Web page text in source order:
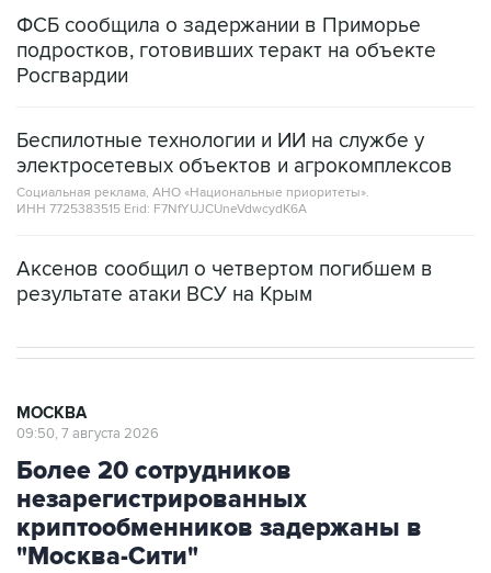
ФСБ сообщила о задержании в Приморье
подростков, готовивших теракт на объекте
Росгвардии
Беспилотные технологии и ИИ на службе у
электросетевых объектов и агрокомплексов
Социальная реклама, АНО «Национальные приоритеты».
ИНН 7725383515 Erid: F7NfYUJCUneVdwcydK6A
Аксенов сообщил о четвертом погибшем в
результате атаки ВСУ на Крым
МОСКВА
09:50, 7 августа 2026
Более 20 сотрудников
незарегистрированных
криптообменников задержаны в
"Москва-Сити"